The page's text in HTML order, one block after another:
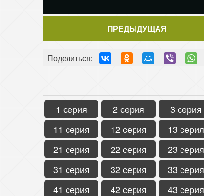
ПРЕДЫДУЩАЯ
Поделиться:
1 серия 2 серия 3 серия
11 серия
12 серия 13 серия
21 серия
22 серия 23 серия
31 серия
32 серия 33 серия
41 серия
42 серия 43 серия